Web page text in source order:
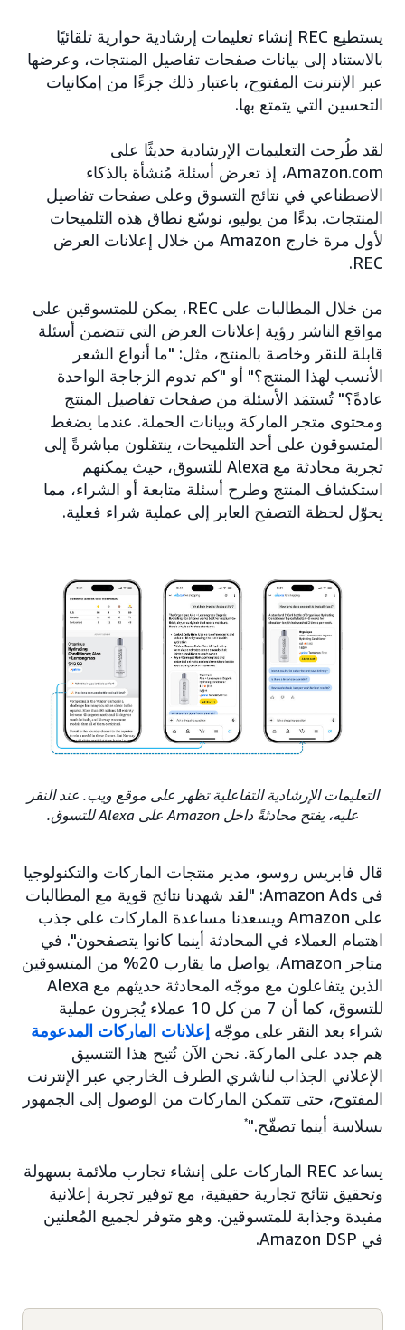
يستطيع REC إنشاء تعليمات إرشادية حوارية تلقائيًا
بالاستناد إلى بيانات صفحات تفاصيل المنتجات، وعرضها
عبر الإنترنت المفتوح، باعتبار ذلك جزءًا من إمكانيات
التحسين التي يتمتع بها.
لقد طُرحت التعليمات الإرشادية حديثًا على
Amazon.com، إذ تعرض أسئلة مُنشأة بالذكاء
الاصطناعي في نتائج التسوق وعلى صفحات تفاصيل
المنتجات. بدءًا من يوليو، نوسّع نطاق هذه التلميحات
لأول مرة خارج Amazon من خلال إعلانات العرض
REC.
من خلال المطالبات على REC، يمكن للمتسوقين على
مواقع الناشر رؤية إعلانات العرض التي تتضمن أسئلة
قابلة للنقر وخاصة بالمنتج، مثل: "ما أنواع الشعر
الأنسب لهذا المنتج؟" أو "كم تدوم الزجاجة الواحدة
عادةً؟" تُستمَد الأسئلة من صفحات تفاصيل المنتج
ومحتوى متجر الماركة وبيانات الحملة. عندما يضغط
المتسوقون على أحد التلميحات، ينتقلون مباشرةً إلى
تجربة محادثة مع Alexa للتسوق، حيث يمكنهم
استكشاف المنتج وطرح أسئلة متابعة أو الشراء، مما
يحوّل لحظة التصفح العابر إلى عملية شراء فعلية.
التعليمات الإرشادية التفاعلية تظهر على موقع ويب. عند النقر
عليه، يفتح محادثةً داخل Amazon على Alexa للتسوق.
قال فابريس روسو، مدير منتجات الماركات والتكنولوجيا
في Amazon Ads: "لقد شهدنا نتائج قوية مع المطالبات
على Amazon ويسعدنا مساعدة الماركات على جذب
اهتمام العملاء في المحادثة أينما كانوا يتصفحون". في
متاجر Amazon، يواصل ما يقارب 20% من المتسوقين
الذين يتفاعلون مع موجّه المحادثة حديثهم مع Alexa
للتسوق، كما أن 7 من كل 10 عملاء يُجرون عملية
شراء بعد النقر على موجّه إعلانات الماركات المدعومة
هم جدد على الماركة. نحن الآن نُتيح هذا التنسيق
الإعلاني الجذاب لناشري الطرف الخارجي عبر الإنترنت
المفتوح، حتى تتمكن الماركات من الوصول إلى الجمهور
بسلاسة أينما تصفّح."*
يساعد REC الماركات على إنشاء تجارب ملائمة بسهولة
وتحقيق نتائج تجارية حقيقية، مع توفير تجربة إعلانية
مفيدة وجذابة للمتسوقين. وهو متوفر لجميع المُعلنين
في Amazon DSP.